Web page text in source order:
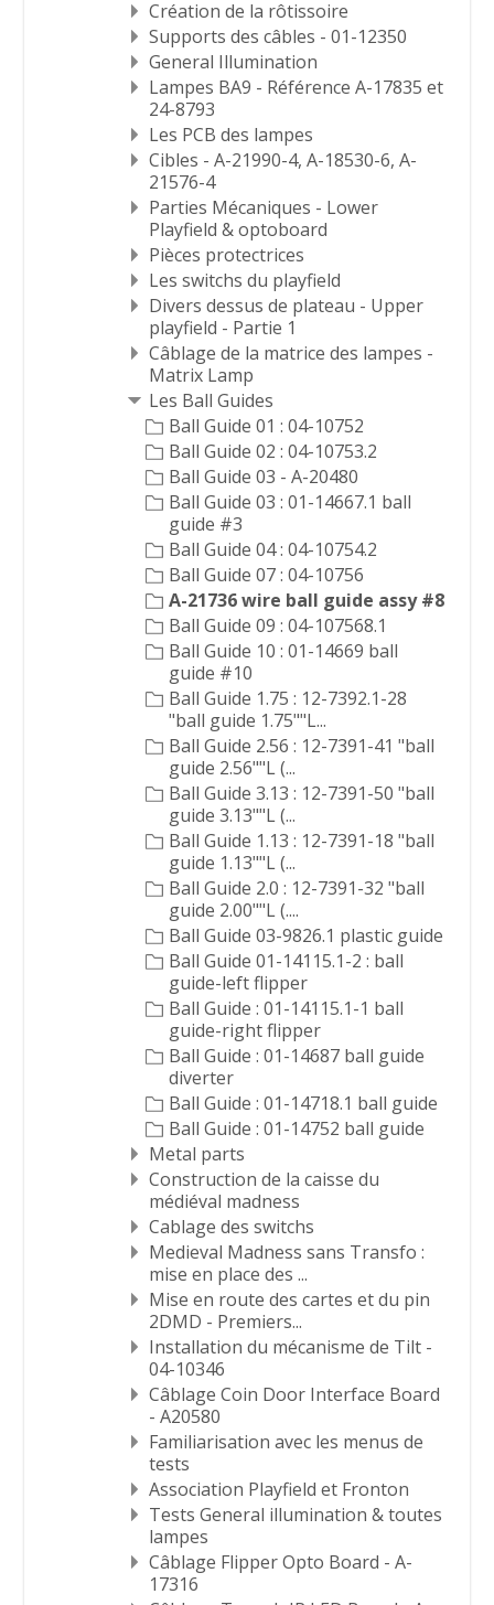
Création de la rôtissoire
Supports des câbles - 01-12350
General Illumination
Lampes BA9 - Référence A-17835 et
24-8793
Les PCB des lampes
Cibles - A-21990-4, A-18530-6, A-
21576-4
Parties Mécaniques - Lower
Playfield & optoboard
Pièces protectrices
Les switchs du playfield
Divers dessus de plateau - Upper
playfield - Partie 1
Câblage de la matrice des lampes -
Matrix Lamp
Les Ball Guides
Ball Guide 01 : 04-10752
Ball Guide 02 : 04-10753.2
Ball Guide 03 - A-20480
Ball Guide 03 : 01-14667.1 ball
guide #3
Ball Guide 04 : 04-10754.2
Ball Guide 07 : 04-10756
A-21736 wire ball guide assy #8
Ball Guide 09 : 04-107568.1
Ball Guide 10 : 01-14669 ball
guide #10
Ball Guide 1.75 : 12-7392.1-28
"ball guide 1.75""L...
Ball Guide 2.56 : 12-7391-41 "ball
guide 2.56""L (...
Ball Guide 3.13 : 12-7391-50 "ball
guide 3.13""L (...
Ball Guide 1.13 : 12-7391-18 "ball
guide 1.13""L (...
Ball Guide 2.0 : 12-7391-32 "ball
guide 2.00""L (....
Ball Guide 03-9826.1 plastic guide
Ball Guide 01-14115.1-2 : ball
guide-left flipper
Ball Guide : 01-14115.1-1 ball
guide-right flipper
Ball Guide : 01-14687 ball guide
diverter
Ball Guide : 01-14718.1 ball guide
Ball Guide : 01-14752 ball guide
Metal parts
Construction de la caisse du
médiéval madness
Cablage des switchs
Medieval Madness sans Transfo :
mise en place des ...
Mise en route des cartes et du pin
2DMD - Premiers...
Installation du mécanisme de Tilt -
04-10346
Câblage Coin Door Interface Board
- A20580
Familiarisation avec les menus de
tests
Association Playfield et Fronton
Tests General illumination & toutes
lampes
Câblage Flipper Opto Board - A-
17316